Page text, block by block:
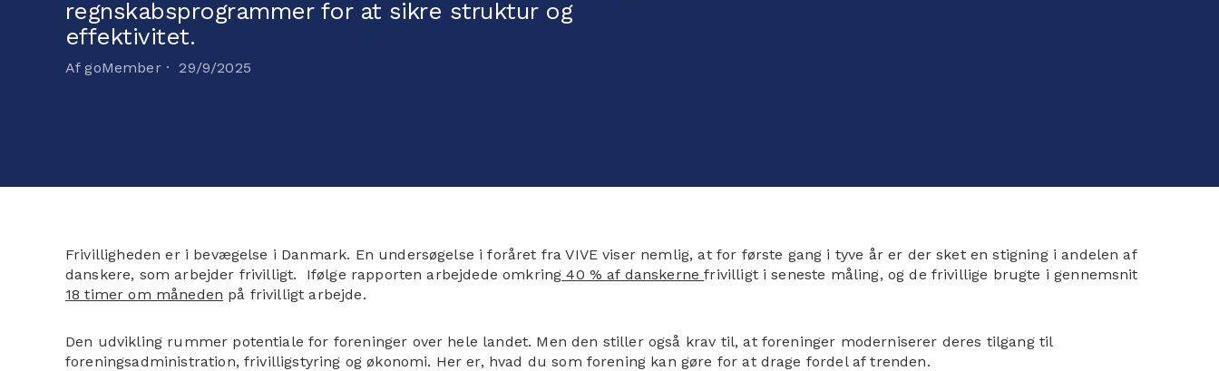
regnskabsprogrammer for at sikre struktur og
effektivitet.
Af goMember ·29/9/2025
Frivilligheden er i bevægelse i Danmark. En undersøgelse i foråret fra VIVE viser nemlig, at for første gang i tyve år er der sket en stigning i andelen af
danskere, som arbejder frivilligt. Ifølge rapporten arbejdede omkring 40 % af danskernefrivilligt i seneste måling, og de frivillige brugte i gennemsnit
18 timer om måneden på frivilligt arbejde.
Den udvikling rummer potentiale for foreninger over hele landet. Men den stiller også krav til, at foreninger moderniserer deres tilgang til
foreningsadministration, frivilligstyring og økonomi. Her er, hvad du som forening kan gøre for at drage fordel af trenden.